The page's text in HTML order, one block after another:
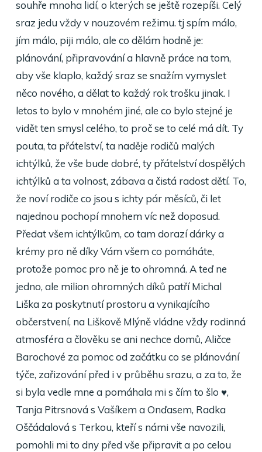
souhře mnoha lidí, o kterých se ještě rozepíši. Celý
sraz jedu vždy v nouzovém režimu. tj spím málo,
jím málo, piji málo, ale co dělám hodně je:
plánování, připravování a hlavně práce na tom,
aby vše klaplo, každý sraz se snažím vymyslet
něco nového, a dělat to každý rok trošku jinak. I
letos to bylo v mnohém jiné, ale co bylo stejné je
vidět ten smysl celého, to proč se to celé má dít. Ty
pouta, ta přátelství, ta naděje rodičů malých
ichtýlků, že vše bude dobré, ty přátelství dospělých
ichtýlků a ta volnost, zábava a čistá radost dětí. To,
že noví rodiče co jsou s ichty pár měsíců, či let
najednou pochopí mnohem víc než doposud.
Předat všem ichtýlkům, co tam dorazí dárky a
krémy pro ně díky Vám všem co pomáháte,
protože pomoc pro ně je to ohromná. A teď ne
jedno, ale milion ohromných díků patří Michal
Liška za poskytnutí prostoru a vynikajícího
občerstvení, na Liškově Mlýně vládne vždy rodinná
atmosféra a člověku se ani nechce domů, Aličce
Barochové za pomoc od začátku co se plánování
týče, zařizování před i v průběhu srazu, a za to, že
si byla vedle mne a pomáhala mi s čím to šlo ♥️,
Tanja Pitrsnová s Vašíkem a Onďasem, Radka
Oščádalová s Terkou, kteří s námi vše navozili,
pomohli mi to dny před vše připravit a po celou